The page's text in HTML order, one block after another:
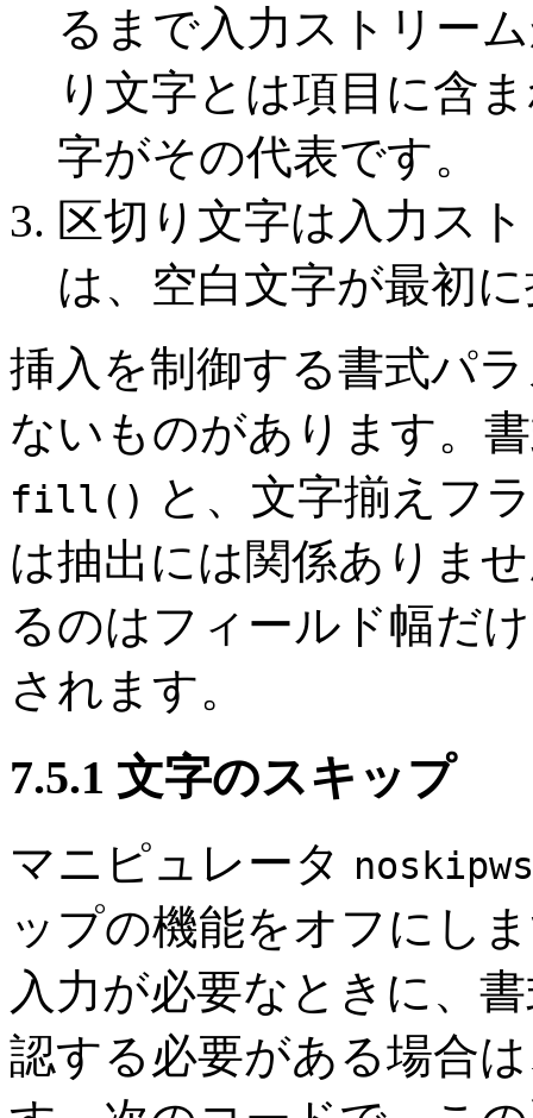
るまで入力ストリー
り文字とは項目に含
字がその代表です。
区切り文字は入力ス
は、空白文字が最初
挿入を制御する書式パ
ないものがあります。
fill()
と、文字揃えフ
は抽出には関係ありま
るのはフィールド幅だ
されます。
7.5.1 文字のスキップ
マニピュレータ noskipws
ップの機能をオフにし
入力が必要なときに、
認する必要がある場合